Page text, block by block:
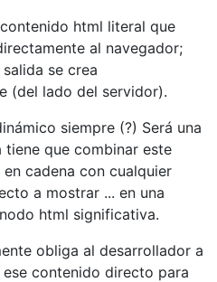
html literal que
al navegador;
se crea
(del lado del servidor).
siempre (?) Será una
tiene que combinar este
cadena con cualquier
a mostrar ... en una
html significativa.
obliga al desarrollador a
contenido directo para